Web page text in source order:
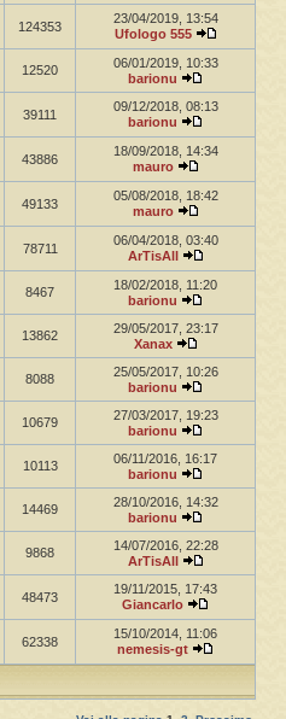
124353
23/04/2019, 13:54
Ufologo 555
12520
06/01/2019, 10:33
barionu
39111
09/12/2018, 08:13
barionu
43886
18/09/2018, 14:34
mauro
49133
05/08/2018, 18:42
mauro
78711
06/04/2018, 03:40
ArTisAll
8467
18/02/2018, 11:20
barionu
13862
29/05/2017, 23:17
Xanax
8088
25/05/2017, 10:26
barionu
10679
27/03/2017, 19:23
barionu
10113
06/11/2016, 16:17
barionu
14469
28/10/2016, 14:32
barionu
9868
14/07/2016, 22:28
ArTisAll
48473
19/11/2015, 17:43
Giancarlo
62338
15/10/2014, 11:06
nemesis-gt